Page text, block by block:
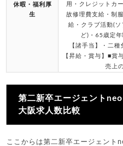
休暇・福利厚
生
用・クレジットカ
故修理費支給・制
給・クラブ活動(
ど)・65歳定
【諸手当】・二
【昇給・賞与】■
売上
第二新卒エージェント
大阪求人数比較
ここからは第二新卒エージェント